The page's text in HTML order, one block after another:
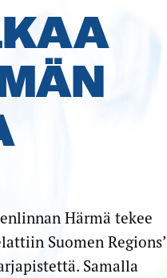
Härmä tekee
Suomen Regions’
Samalla